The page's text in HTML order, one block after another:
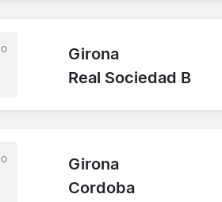
Girona
Real Sociedad B
Girona
Cordoba